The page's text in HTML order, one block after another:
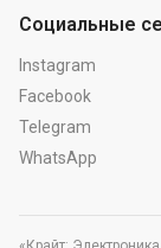
Социальные
Instagram
Facebook
Telegram
WhatsApp